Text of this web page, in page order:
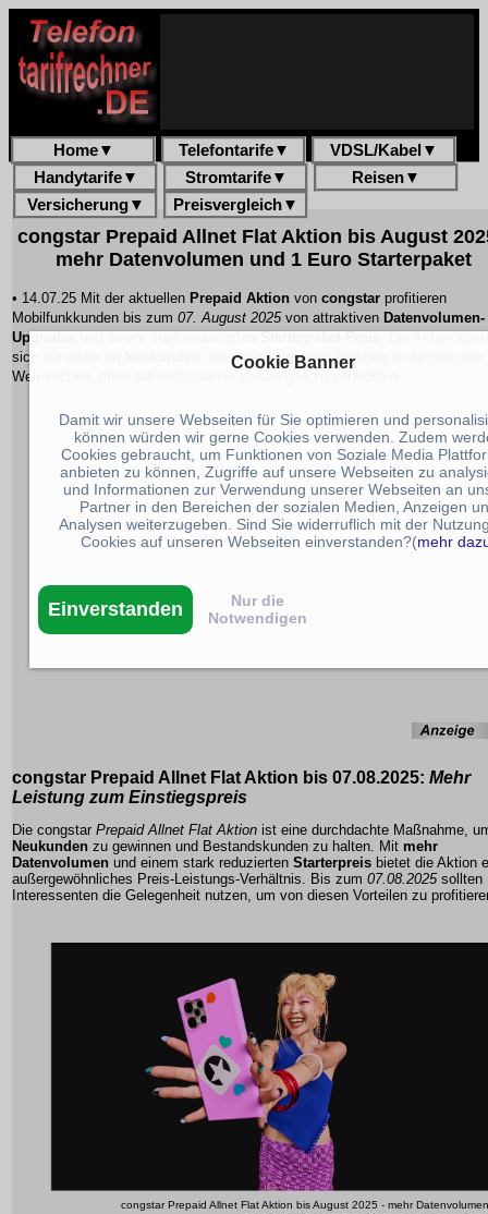
Home▼ Telefontarife▼ VDSL/Kabel ▼
Handytarife▼ Stromtarife▼ Reisen▼
Versicherung▼ Preisvergleich▼
congstar Prepaid Allnet Flat Aktion bis August
mehr Datenvolumen und 1 Euro Starterpaket
• 14.07.25 Mit der aktuellen Prepaid Aktion von congstar profitieren
Mobilfunkkunden bis zum 07. August 2025von attraktiven Datenvolumen-
Upgrades
sich vor allem an
, die einen günstigen Einstieg in die congstar
Welt suchen, ohne auf umfassende Leistungen zu verzichten.
congstar Prepaid Allnet Flat Aktion bis 07.08.2025: Mehr
Leistung zum Einstiegspreis
Die congstar Prepaid Allnet Flat Aktion ist eine durchdachte Maßnahme,
Neukunden zu gewinnen und Bestandskunden zu halten. Mit mehr
Datenvolumen und einem stark reduzierten Starterpreis bietet die Aktion
außergewöhnliches Preis-Leistungs-Verhältnis. Bis zum 07.08.2025sollten
Interessenten die Gelegenheit nutzen, um von diesen Vorteilen zu
congstar Prepaid Allnet Flat Aktion bis August 2025 - mehr Datenvolumen
Cookie Banner
Damit wir unsere Webseiten für Sie optimieren und
können würden wir gerne Cookies verwenden. Zudem
Cookies gebraucht, um Funktionen von Soziale Media
anbieten zu können, Zugriffe auf unsere Webseiten zu
und Informationen zur Verwendung unserer Webseiten an
Partner in den Bereichen der sozialen Medien, Anzeigen
Analysen weiterzugeben. Sind Sie widerruflich mit der
Cookies auf unseren Webseiten einverstanden?(mehr
Einverstanden
Nur die
Notwendigen